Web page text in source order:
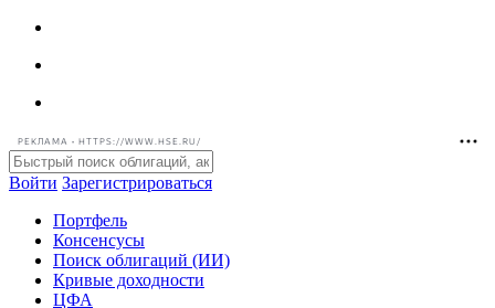
РЕКЛАМА • HTTPS://WWW.HSE.RU/
Войти Зарегистрироваться
Портфель